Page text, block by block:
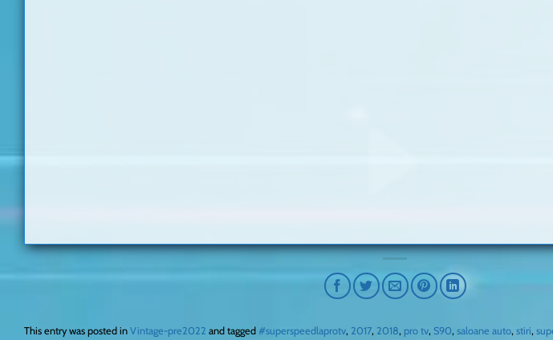
This entry was posted in Vintage-pre2022 and tagged #superspeedlaprotv, 2017, 2018, pro tv, S90, saloane auto, stiri,